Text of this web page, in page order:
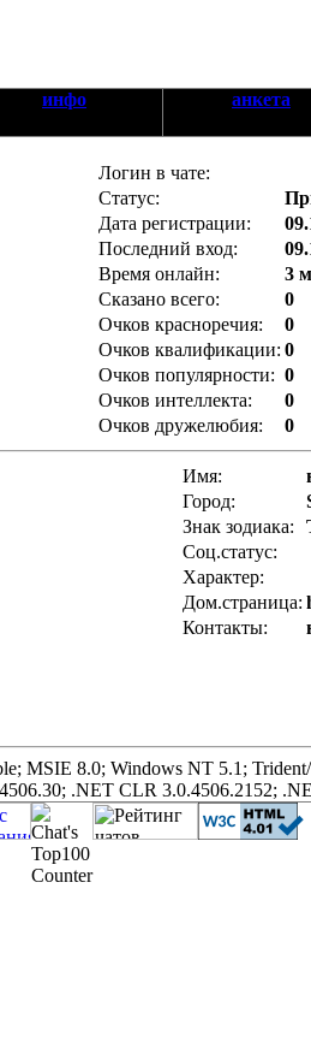
инфо анкета
Логин в чате:
Статус:
Дата регистрации:
Последний вход:
Время онлайн:
3
Сказано всего:
0
Очков красноречия:
0
Очков квалификации: 0
Очков популярности: 0
Очков интеллекта:
0
Очков дружелюбия:
0
Имя:
Город:
Знак зодиака:
Соц.статус:
Характер:
Дом.страница:
Контакты:
MSIE 8.0; Windows NT 5.1;
.NET CLR 3.0.4506.2152;